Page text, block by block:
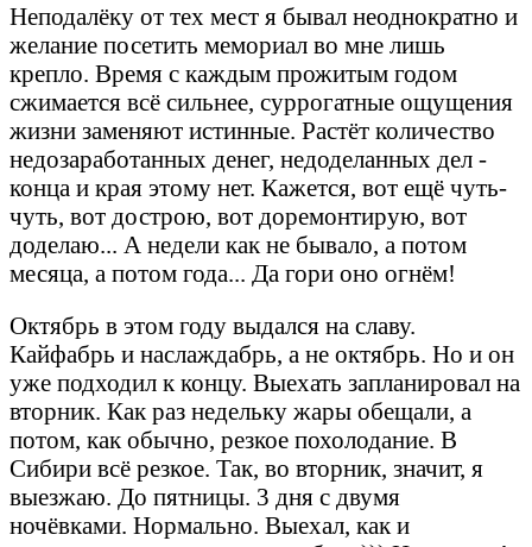
Неподалёку от тех мест я бывал неоднократно и
желание посетить мемориал во мне лишь
крепло. Время с каждым прожитым годом
сжимается всё сильнее, суррогатные ощущения
жизни заменяют истинные. Растёт количество
недозаработанных денег, недоделанных дел -
конца и края этому нет. Кажется, вот ещё чуть-
чуть, вот дострою, вот доремонтирую, вот
доделаю... А недели как не бывало, а потом
месяца, а потом года... Да гори оно огнём!
Октябрь в этом году выдался на славу.
Кайфабрь и наслаждабрь, а не октябрь. Но и он
уже подходил к концу. Выехать запланировал на
вторник. Как раз недельку жары обещали, а
потом, как обычно, резкое похолодание. В
Сибири всё резкое. Так, во вторник, значит, я
выезжаю. До пятницы. 3 дня с двумя
ночёвками. Нормально. Выехал, как и